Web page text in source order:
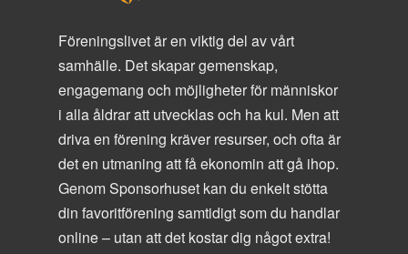
Föreningslivet är en viktig del av vårt
samhälle. Det skapar gemenskap,
engagemang och möjligheter för människor
i alla åldrar att utvecklas och ha kul. Men att
driva en förening kräver resurser, och ofta är
det en utmaning att få ekonomin att gå ihop.
Genom Sponsorhuset kan du enkelt stötta
din favoritförening samtidigt som du handlar
online – utan att det kostar dig något extra!